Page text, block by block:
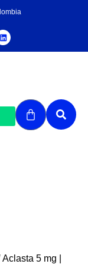
Aclasta 5 mg |